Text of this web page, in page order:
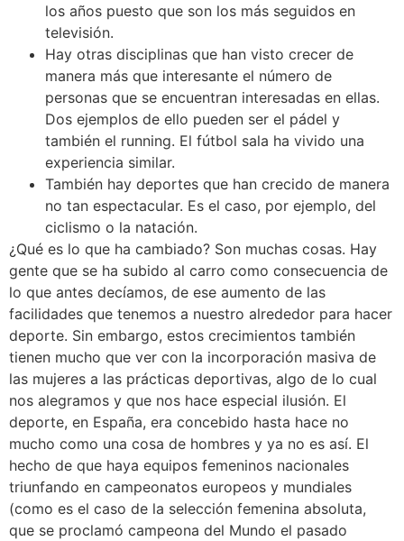
los años puesto que son los más seguidos en
televisión.
Hay otras disciplinas que han visto crecer de
manera más que interesante el número de
personas que se encuentran interesadas en ellas.
Dos ejemplos de ello pueden ser el pádel y
también el running. El fútbol sala ha vivido una
experiencia similar.
También hay deportes que han crecido de manera
no tan espectacular. Es el caso, por ejemplo, del
ciclismo o la natación.
¿Qué es lo que ha cambiado? Son muchas cosas. Hay
gente que se ha subido al carro como consecuencia de
lo que antes decíamos, de ese aumento de las
facilidades que tenemos a nuestro alrededor para hacer
deporte. Sin embargo, estos crecimientos también
tienen mucho que ver con la incorporación masiva de
las mujeres a las prácticas deportivas, algo de lo cual
nos alegramos y que nos hace especial ilusión. El
deporte, en España, era concebido hasta hace no
mucho como una cosa de hombres y ya no es así. El
hecho de que haya equipos femeninos nacionales
triunfando en campeonatos europeos y mundiales
(como es el caso de la selección femenina absoluta,
que se proclamó campeona del Mundo el pasado